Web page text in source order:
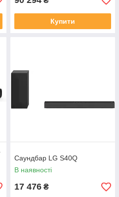
Купити
Саундбар LG S40Q
В наявності
17 476 ₴